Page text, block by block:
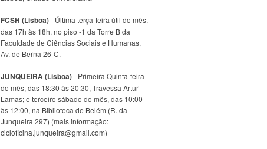
FCSH (Lisboa)- Última terça-feira útil do mês,
das 17h às 18h, no piso -1 da Torre B da
Faculdade de Ciências Sociais e Humanas,
Av. de Berna 26-C.
JUNQUEIRA (Lisboa)- Primeira Quinta-feira
do mês, das 18:30 às 20:30, Travessa Artur
Lamas; e terceiro sábado do mês, das 10:00
às 12:00, na Biblioteca de Belém (R. da
Junqueira 297) (mais informação:
cicloficina.junqueira@gmail.com)